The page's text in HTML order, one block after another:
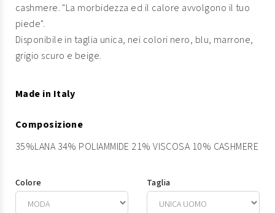
cashmere. "La morbidezza ed il calore avvolgono il tuo
piede".
Disponibile in taglia unica, nei colori nero, blu, marrone,
grigio scuro e beige.
Made in Italy
Composizione
35%LANA 34% POLIAMMIDE 21% VISCOSA 10% CASHMERE
Colore Taglia